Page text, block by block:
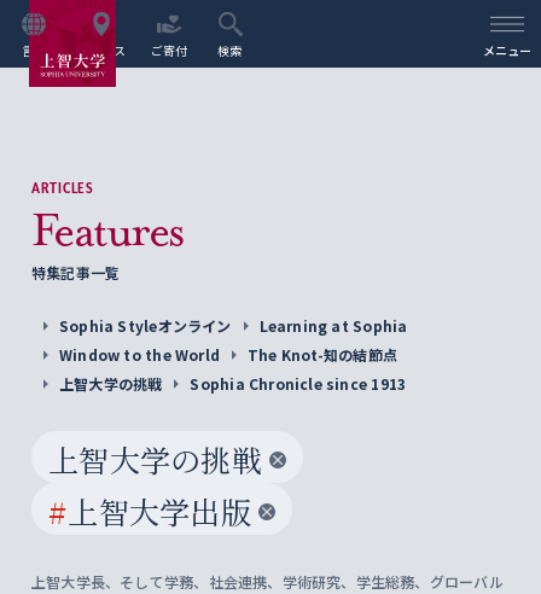
言語 アクセス ご寄付 検索 メニュー
ARTICLES
Features
特集記事一覧
Sophia Styleオンライン
Learning at Sophia
Window to the World
The Knot-知の結節点
上智大学の挑戦
Sophia Chronicle since 1913
上智大学の挑戦
# 上智大学出版
上智大学長、そして学務、社会連携、学術研究、学生総務、グローバル